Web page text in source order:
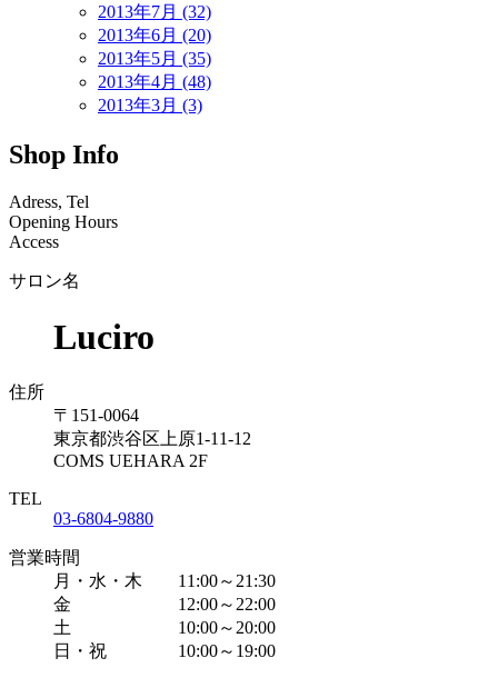
2013年7月 (32)
2013年6月 (20)
2013年5月 (35)
2013年4月 (48)
2013年3月 (3)
Shop Info
Adress, Tel
Opening Hours
Access
サロン名
Luciro
住所
〒151-0064
東京都渋谷区上原1-11-12
COMS UEHARA 2F
TEL
03-6804-9880
営業時間
月・水・木 11:00～21:30
金 12:00～22:00
土 10:00～20:00
日・祝 10:00～19:00